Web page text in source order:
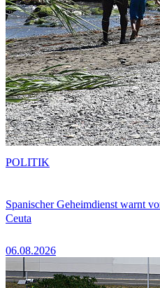
Spanischer Geheimdienst warnt
Ceuta
06.08.2026
POLITIK